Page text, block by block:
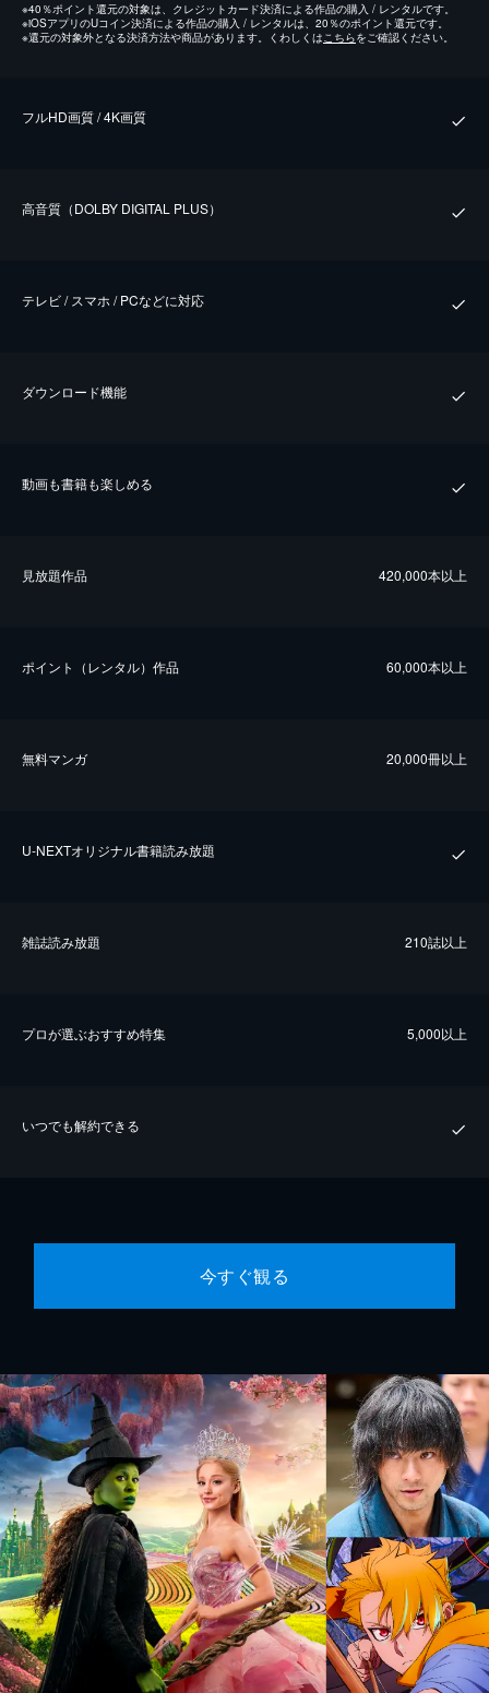
※40％ポイント還元の対象は、クレジットカード決済による作品の購入 / レンタルです。
※iOSアプリのUコイン決済による作品の購入 / レンタルは、20％のポイント還元です。
※還元の対象外となる決済方法や商品があります。くわしくはこちらをご確認ください。
フルHD画質 / 4K画質
⾼⾳質（DOLBY DIGITAL PLUS）
テレビ / スマホ / PCなどに対応
ダウンロード機能
動画も書籍も楽しめる
⾒放題作品 420,000本以上
ポイント（レンタル）作品 60,000本以上
無料マンガ 20,000冊以上
U-NEXTオリジナル書籍読み放題
雑誌読み放題 210誌以上
プロが選ぶおすすめ特集 5,000以上
いつでも解約できる
今すぐ観る